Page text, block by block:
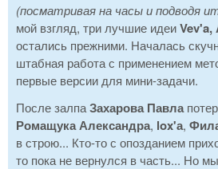
(посматривая на часы и подводя
мой взгляд, три лучшие идеиVev'a,
остались прежними. Началась
штабная работа с применением
первые версии для мини-задачи.
После залпаЗахарова Павла
Ромащука Александра, lox'а,
в строю... Кто-то с опозданием
то пока не вернулся в часть... Но